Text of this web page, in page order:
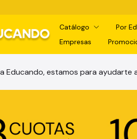
Catálogo Por
Empresas
Educando, estamos para ayudarte